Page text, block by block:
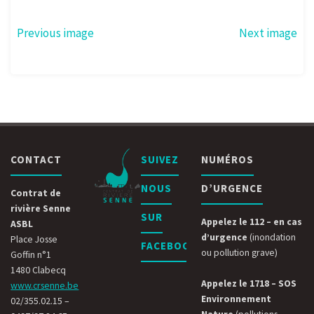
Previous image Next image
CONTACT
Contrat de
rivière Senne
ASBL
Place Josse
Goffin n°1
1480 Clabecq
www.crsenne.be
02/355.02.15 –
SUIVEZ
NOUS
SUR
FACEBOOK
NUMÉROS
D’URGENCE
Appelez le 112 – en cas
d’urgence (inondation
ou pollution grave)
Appelez le 1718 – SOS
Environnement